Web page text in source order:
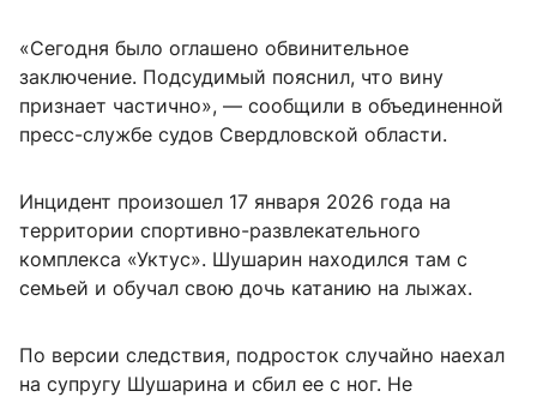
«Сегодня было оглашено обвинительное
заключение. Подсудимый пояснил, что вину
признает частично», — сообщили в объединенной
пресс-службе судов Свердловской области.
Инцидент произошел 17 января 2026 года на
территории спортивно-развлекательного
комплекса «Уктус». Шушарин находился там с
семьей и обучал свою дочь катанию на лыжах.
По версии следствия, подросток случайно наехал
на супругу Шушарина и сбил ее с ног. Не